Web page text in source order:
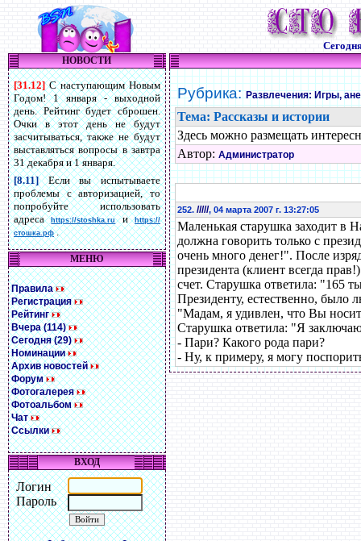
НОВОСТИ
[31.12]С наступающим Новым
Годом! 1 января - выходной
день. Рейтинг будет сброшен.
Очки в этот день не будут
засчитываться, также не будут
выставляться вопросы в завтра
31 декабря и 1 января.
[8.11]Если вы испытываете
проблемы с авторизацией, то
попробуйте использовать
адресаhttps://stoshka.ruиhttps://
стошка.рф.
МЕНЮ
Правила
Регистрация
Рейтинг
Вчера (114)
Сегодня (29)
Номинации
Архив новостей
Форум
Фотогалерея
Фотоальбом
Чат
Ссылки
ВХОД
Логин
Пароль
Рубрика:Развлечения: Игры,
Тема: Рассказы и истории
Здесь можно размещать
Автор: Администратор
252. /////, 04 марта 2007 г. 13:27:05
Маленькая старушка заходит в
должна говорить только с
очень много денег!". После
президента (клиент всегда
счет. Старушка ответила: "165
Президенту, естественно, было
"Мадам, я удивлен, что Вы
Старушка ответила: "Я
- Пари? Какого рода пари?
- Ну, к примеру, я могу